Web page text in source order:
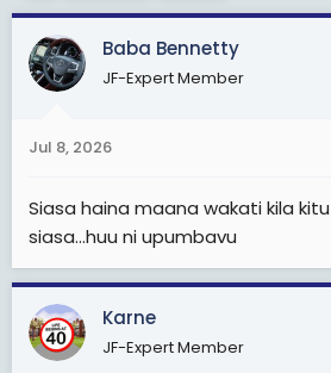
a
d
s
r
e
r
t
d
a
Baba Bennetty
JF-Expert Member
Jul 8, 2026
Siasa haina maana wakati kila
siasa...huu ni upumbavu
Karne
JF-Expert Member